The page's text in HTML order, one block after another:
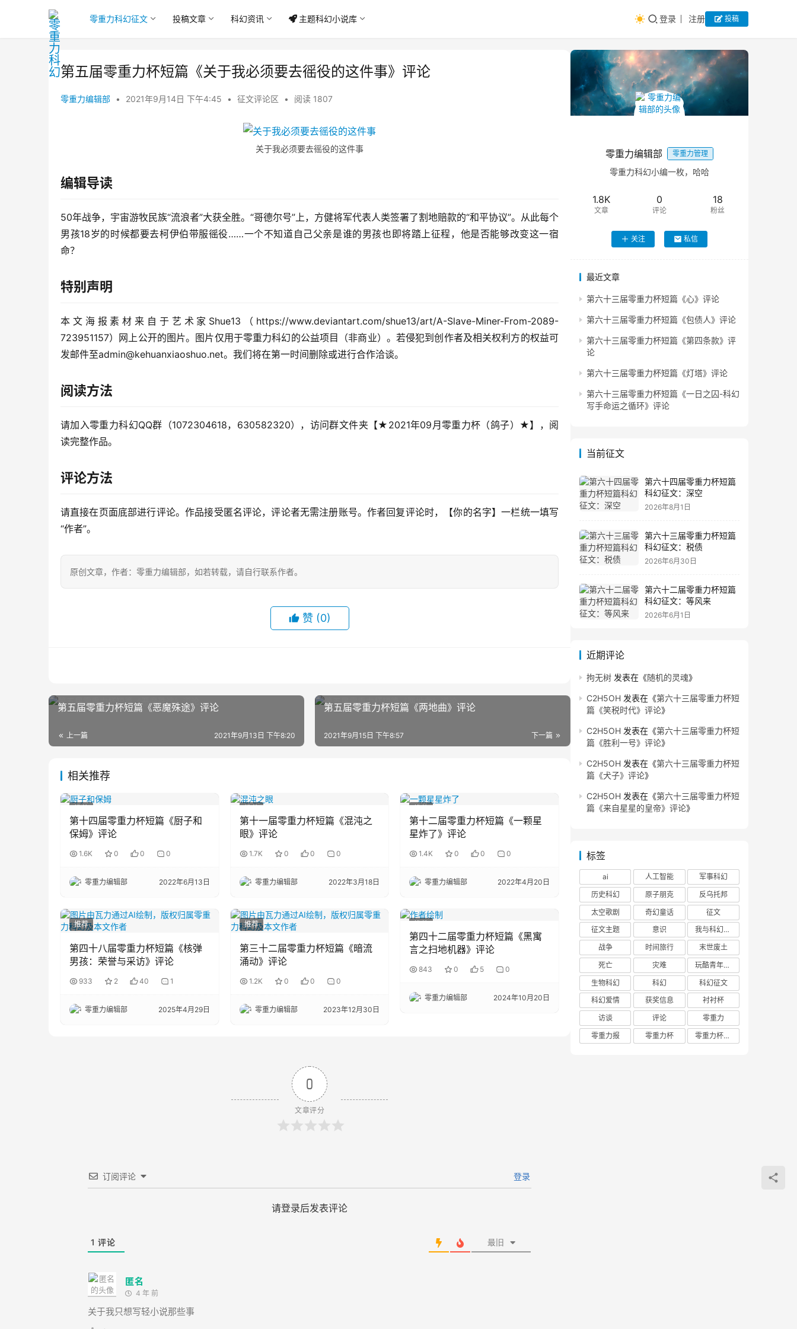
零重力科幻征文 投稿文章 科幻资讯 主题科幻小说库 登录 注册 投稿
第五届零重力杯短篇《关于我必须要去徭役的这件事》评论
零重力编辑部 • 2021年9月14日 下午4:45 • 征文评论区 • 阅读 1807
关于我必须要去徭役的这件事
编辑导读
50年战争，宇宙游牧民族“流浪者”大获全胜。“哥德尔号”上，方健将军代表人类签署了割地赔款的“和平协议”。从此每个
男孩18岁的时候都要去柯伊伯带服徭役……一个不知道自己父亲是谁的男孩也即将踏上征程，他是否能够改变这一宿
命？
特别声明
本文海报素材来自于艺术家Shue13（https://www.deviantart.com/shue13/art/A-Slave-Miner-From-2089-
723951157）网上公开的图片。图片仅用于零重力科幻的公益项目（非商业）。若侵犯到创作者及相关权利方的权益可
发邮件至admin@kehuanxiaoshuo.net。我们将在第一时间删除或进行合作洽谈。
阅读方法
请加入零重力科幻QQ群（1072304618，630582320），访问群文件夹【★2021年09月零重力杯（鸽子）★】，阅
读完整作品。
评论方法
请直接在页面底部进行评论。作品接受匿名评论，评论者无需注册账号。作者回复评论时，【你的名字】一栏统一填写
“作者”。
原创文章，作者：零重力编辑部，如若转载，请自行联系作者。
赞 (0)
第五届零重力杯短篇《恶魔殊途》评论
上一篇 2021年9月13日 下午8:20
第五届零重力杯短篇《两地曲》评论
下一篇
2021年9月15日 下午8:57
相关推荐
第十四届零重力杯短篇《厨子和
保姆》评论
1.6K 0 0 0
零重力编辑部 2022年6月13日
第十一届零重力杯短篇《混沌之
眼》评论
1.7K 0 0 0
零重力编辑部 2022年3月18日
第十二届零重力杯短篇《一颗星
星炸了》评论
1.4K 0 0 0
零重力编辑部 2022年4月20日
推荐
第四十八届零重力杯短篇《核弹
男孩：荣誉与采访》评论
933 2 40 1
零重力编辑部 2025年4月29日
推荐
第三十二届零重力杯短篇《暗流
涌动》评论
1.2K 0 0 0
零重力编辑部 2023年12月30日
第四十二届零重力杯短篇《黑寓
言之扫地机器》评论
843 0 5 0
零重力编辑部 2024年10月20日
0
文章评分
订阅评论 登录
请登录后发表评论
1 评论 最旧
匿名
4 年 前
关于我只想写轻小说那些事
零重力编辑部 零重力管理
零重力科幻小编一枚，哈哈
1.8K
文章
0
评论
18
粉丝
关注 私信
最近文章
第六十三届零重力杯短篇《心》评论
第六十三届零重力杯短篇《包债人》评论
第六十三届零重力杯短篇《第四条款》评
论
第六十三届零重力杯短篇《灯塔》评论
第六十三届零重力杯短篇《一日之囚-科幻
写手命运之循环》评论
当前征文
第六十四届零重力杯短篇
科幻征文：深空
2026年8月1日
第六十三届零重力杯短篇
科幻征文：税债
2026年6月30日
第六十二届零重力杯短篇
科幻征文：等风来
2026年6月1日
近期评论
拘无树 发表在《随机的灵魂》
C2H5OH 发表在《第六十三届零重力杯短
篇《笑税时代》评论》
C2H5OH 发表在《第六十三届零重力杯短
篇《胜利一号》评论》
C2H5OH 发表在《第六十三届零重力杯短
篇《犬子》评论》
C2H5OH 发表在《第六十三届零重力杯短
篇《来自星星的皇帝》评论》
标签
ai 人工智能
军事科幻
历史科幻
原子朋克
反乌托邦
太空歌剧
奇幻童话
征文
征文主题
意识
我与科幻的回忆
战争
时间旅行
末世废土
死亡
灾难
玩酷青年零重力联合征文
生物科幻
科幻
科幻征文
科幻爱情
获奖信息
衬衬杯
访谈
评论
零重力
零重力报
零重力杯 零重力杯评论